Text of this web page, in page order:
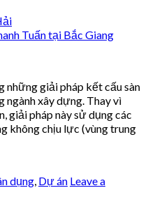
những giải pháp kết cấu sàn
ngành xây dựng. Thay vì
giải pháp này sử dụng các
không chịu lực (vùng trung
dụng, Dự án Leave a